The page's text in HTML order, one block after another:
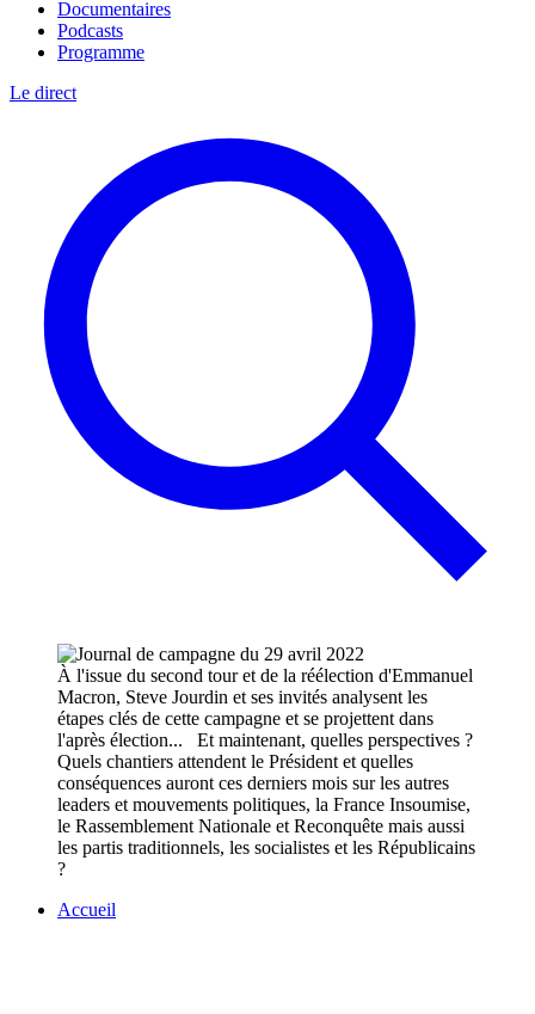
Documentaires
Podcasts
Programme
Le direct
À l'issue du second tour et de la réélection d'Emmanuel
Macron, Steve Jourdin et ses invités analysent les
étapes clés de cette campagne et se projettent dans
l'après élection... Et maintenant, quelles perspectives ?
Quels chantiers attendent le Président et quelles
conséquences auront ces derniers mois sur les autres
leaders et mouvements politiques, la France Insoumise,
le Rassemblement Nationale et Reconquête mais aussi
les partis traditionnels, les socialistes et les Républicains
?
Accueil